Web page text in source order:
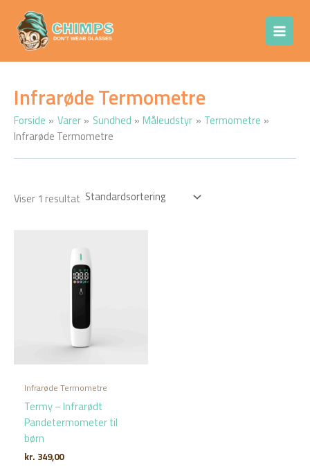
indholdet
Infrarøde Termometre
Forside Varer Sundhed Måleudstyr
Termometre
Infrarøde Termometre
Viser 1 resultat
Infrarøde Termometre
Termy – Infrarødt
Pandetermometer til
børn
kr. 349,00